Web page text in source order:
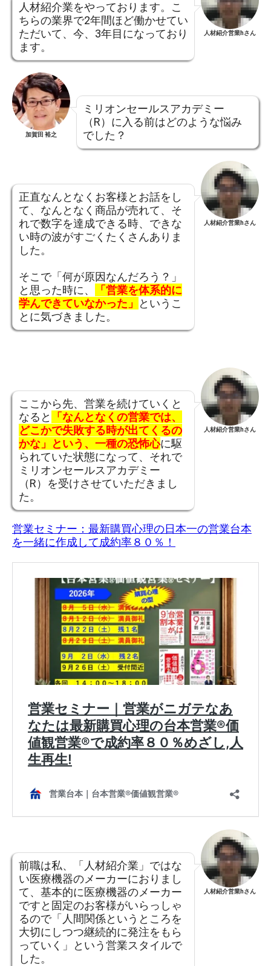
人材紹介業をやっております。こ
ちらの業界で2年間ほど働かせてい
ただいて、今、3年目になっており
ます。
人材紹介営業hさん
加賀田 裕之
ミリオンセールスアカデミー
（R）に入る前はどのような悩み
でした？
正直なんとなくお客様とお話をし
て、なんとなく商品が売れて、そ
れで数字を達成できる時、できな
い時の波がすごくたくさんありま
した。
そこで「何が原因なんだろう？」
と思った時に、
「営業を体系的に
学んできていなかった」
というこ
とに気づきました。
人材紹介営業hさん
ここから先、営業を続けていくと
なると
「なんとなくの営業では、
どこかで失敗する時が出てくるの
かな」という、一種の恐怖心に駆
られていた状態になって、それで
ミリオンセールスアカデミー
（R）を受けさせていただきまし
た。
人材紹介営業hさん
営業セミナー：最新購買心理の日本一の営業台本
を一緒に作成して成約率８０％！
前職は私、「人材紹介業」ではな
い医療機器のメーカーにおりまし
て、基本的に医療機器のメーカー
ですと固定のお客様がいらっしゃ
るので「人間関係というところを
大切にしつつ継続的に発注をもら
っていく」という営業スタイルで
した。
人材紹介営業hさん